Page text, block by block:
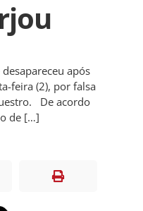
após
feira (2), por falsa
De acordo
de […]